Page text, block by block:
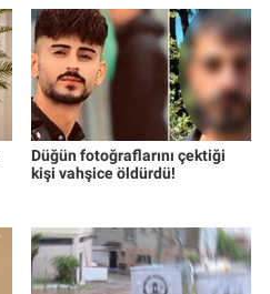
Düğün fotoğraflarını çektiği
kişi vahşice öldürdü!